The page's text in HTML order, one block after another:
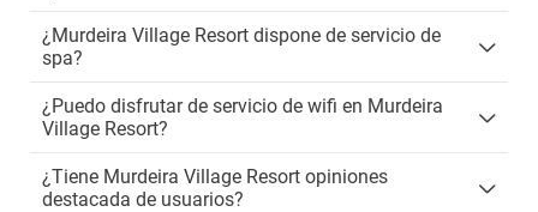
¿Murdeira Village Resort dispone de servicio de
spa?
¿Puedo disfrutar de servicio de wifi en Murdeira
Village Resort?
¿Tiene Murdeira Village Resort opiniones
destacada de usuarios?